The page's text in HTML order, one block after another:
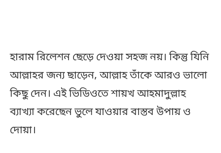
হারাম রিলেশন ছেড়ে দেওয়া সহজ নয়। কিন্তু যিনি
আল্লাহর জন্য ছাড়েন, আল্লাহ তাঁকে আরও ভালো
কিছু দেন। এই ভিডিওতে শায়খ আহমাদুল্লাহ
ব্যাখ্যা করেছেন ভুলে যাওয়ার বাস্তব উপায় ও
দোয়া।